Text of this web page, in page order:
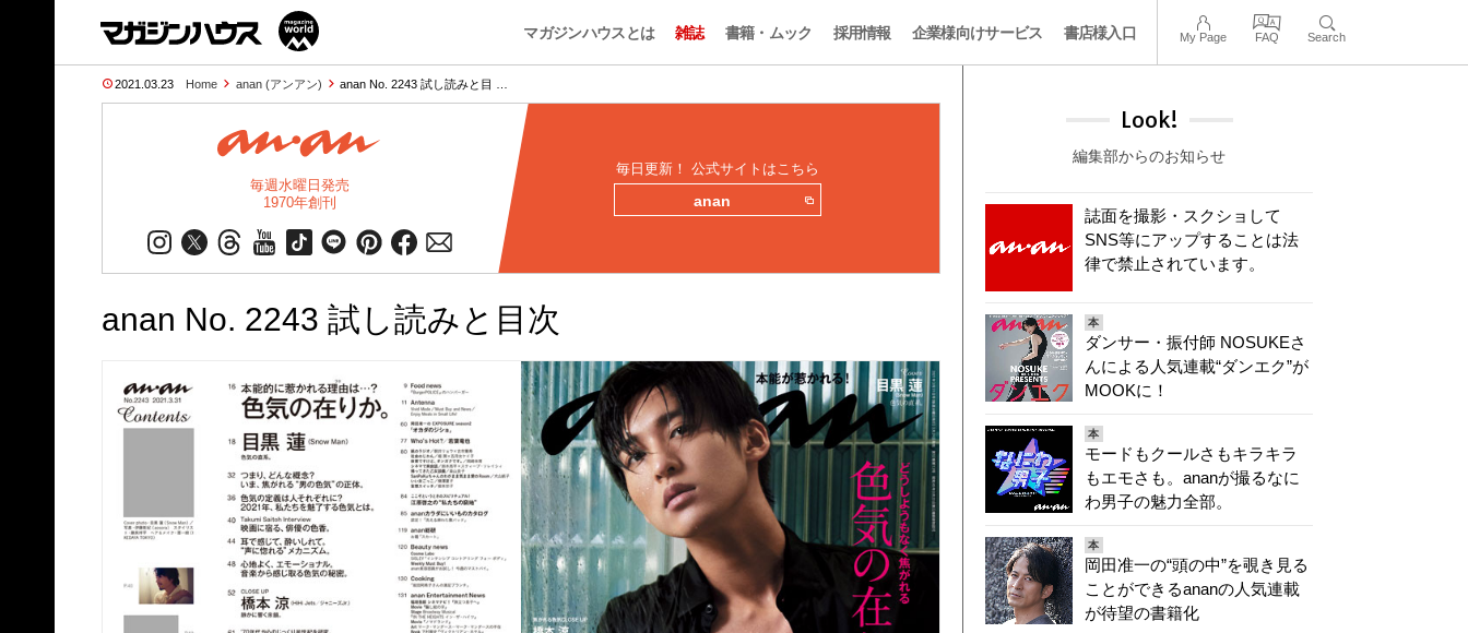
マガジンハウスとは 雑誌 書籍・ムック 採用情報 企業様向けサービス 書店様入口 My Page FAQ Search
2021.03.23 Home anan (アンアン) anan No. 2243 試し読みと目 …
毎週水曜日発売
1970年創刊
毎日更新！ 公式サイトはこちら
anan
anan No. 2243 試し読みと目次
Look!
編集部からのお知らせ
誌面を撮影・スクショして
SNS等にアップすることは法
律で禁止されています。
本
ダンサー・振付師 NOSUKEさ
んによる人気連載“ダンエク”が
MOOKに！
本
モードもクールさもキラキラ
もエモさも。ananが撮るなに
わ男子の魅力全部。
本
岡田准一の“頭の中”を覗き見る
ことができるananの人気連載
が待望の書籍化